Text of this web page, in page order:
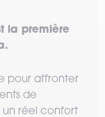
la première
pour affronter
de
un réel confort